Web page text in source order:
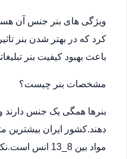
ویژگی های بنر جنس آن
کرد که در بهتر شدن بنر
باعث بهبود کیفیت بنر
مشخصات بنر چیست؟
بنرها همگی یک جنس دارند
دهند.کشور ایران بیشترین
مواد بین